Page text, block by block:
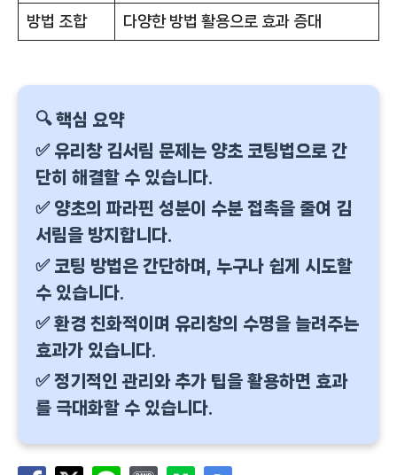
방법 조합 다양한 방법 활용으로 효과 증대
🔍 핵심 요약
✅ 유리창 김서림 문제는 양초 코팅법으로 간
단히 해결할 수 있습니다.
✅ 양초의 파라핀 성분이 수분 접촉을 줄여 김
서림을 방지합니다.
✅ 코팅 방법은 간단하며, 누구나 쉽게 시도할
수 있습니다.
✅ 환경 친화적이며 유리창의 수명을 늘려주는
효과가 있습니다.
✅ 정기적인 관리와 추가 팁을 활용하면 효과
를 극대화할 수 있습니다.